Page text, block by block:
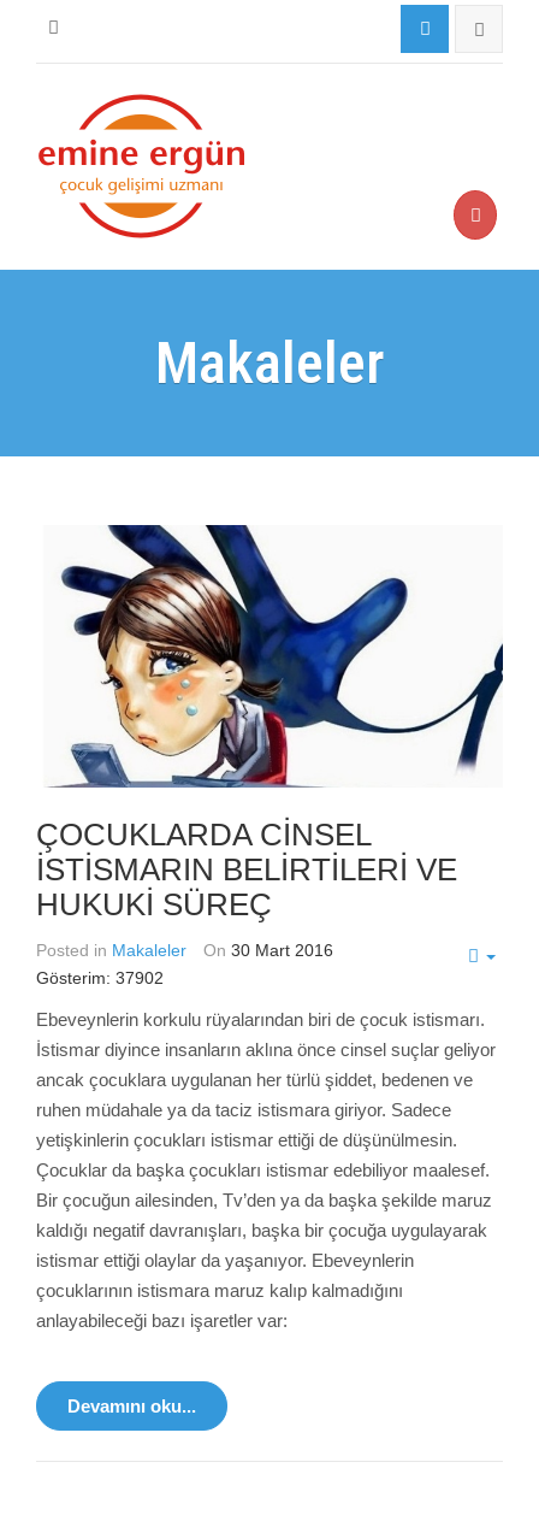
Makaleler
ÇOCUKLARDA CİNSEL
İSTİSMARIN BELİRTİLERİ VE
HUKUKİ SÜREÇ
Posted in Makaleler On 30 Mart 2016
Gösterim: 37902
Ebeveynlerin korkulu rüyalarından biri de çocuk istismarı.
İstismar diyince insanların aklına önce cinsel suçlar geliyor
ancak çocuklara uygulanan her türlü şiddet, bedenen ve
ruhen müdahale ya da taciz istismara giriyor. Sadece
yetişkinlerin çocukları istismar ettiği de düşünülmesin.
Çocuklar da başka çocukları istismar edebiliyor maalesef.
Bir çocuğun ailesinden, Tv’den ya da başka şekilde maruz
kaldığı negatif davranışları, başka bir çocuğa uygulayarak
istismar ettiği olaylar da yaşanıyor. Ebeveynlerin
çocuklarının istismara maruz kalıp kalmadığını
anlayabileceği bazı işaretler var:
Devamını oku...